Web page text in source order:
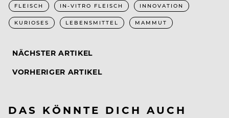
FLEISCH IN-VITRO FLEISCH INNOVATION
KURIOSES LEBENSMITTEL MAMMUT
NÄCHSTER ARTIKEL
VORHERIGER ARTIKEL
DAS KÖNNTE DICH AUCH